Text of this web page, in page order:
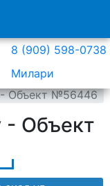
8 (909) 598-0738
Милари
- Объект №56446
- Объект